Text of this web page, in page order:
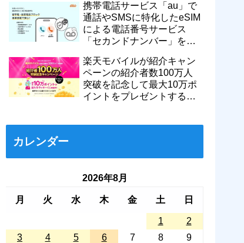
770円割引に
携帯電話サービス「au」で
通話やSMSに特化したeSIM
による電話番号サービス
「セカンドナンバー」を提
番などに対応
楽天モバイルが紹介キャン
ペーンの紹介者数100万人
突破を記念して最大10万ポ
イントをプレゼントするキ
カレンダー
2026年8月
月 火 水 木 金 土 日
1
2
3
4 5 6 7 8 9